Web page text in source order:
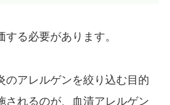
る必要があります。
のアレルゲンを絞り込む目的
されるのが、血清アレルゲン